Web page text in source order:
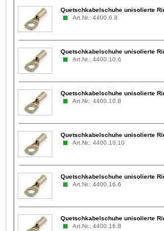
Quetschkabelschuhe unisolierte
Art.Nr.: 4400.6.8
Quetschkabelschuhe unisolierte
Art.Nr.: 4400.10.6
Quetschkabelschuhe unisolierte
Art.Nr.: 4400.10.8
Quetschkabelschuhe unisolierte
Art.Nr.: 4400.10.10
Quetschkabelschuhe unisolierte
Art.Nr.: 4400.16.6
Quetschkabelschuhe unisolierte
Art.Nr.: 4400.16.8